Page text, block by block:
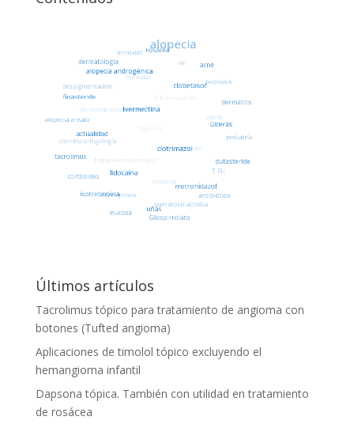
Últimos artículos
Tacrolimus tópico para tratamiento de angioma con
botones (Tufted angioma)
Aplicaciones de timolol tópico excluyendo el
hemangioma infantil
Dapsona tópica. También con utilidad en tratamiento
de rosácea